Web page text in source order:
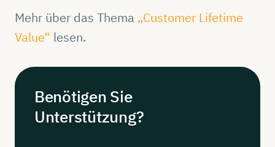
Mehr über das Thema „Customer Lifetime
Value“ lesen.
Benötigen Sie
Unterstützung?